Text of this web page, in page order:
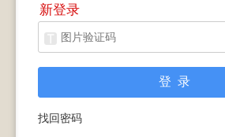
新登录
找回密码